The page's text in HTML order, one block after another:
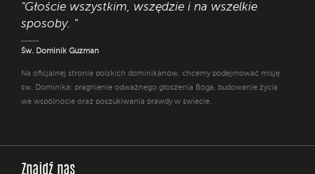
"Głoście wszystkim, wszędzie i na wszelkie
sposoby. "
Św. Dominik Guzman
Na oficjalnej stronie polskich dominikanów, chcemy podejmować misję
św. Dominika: pragnienie odważnego głoszenia Boga, budowanie życia
we wspólnocie oraz poszukiwania prawdy w świecie.
Znajdź nas